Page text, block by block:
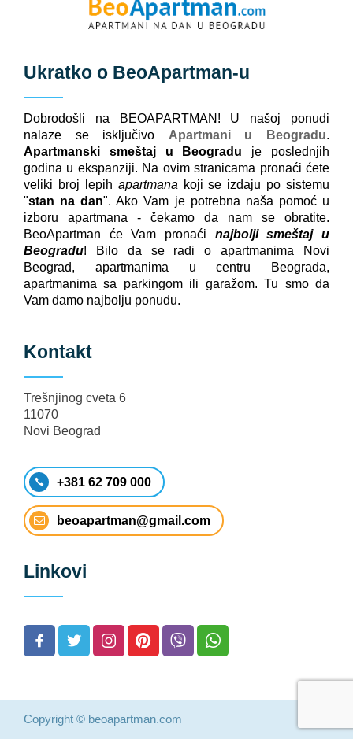
Ukratko o BeoApartman-u
Dobrodošli na BEOAPARTMAN! U našoj ponudi
nalaze se isključivo Apartmani u Beogradu.
Apartmanski smeštaj u Beogradu je poslednjih
godina u ekspanziji. Na ovim stranicama pronaći ćete
veliki broj lepih apartmana koji se izdaju po sistemu
"stan na dan". Ako Vam je potrebna naša pomoć u
izboru apartmana - čekamo da nam se obratite.
BeoApartman će Vam pronaći najbolji smeštaj u
Beogradu! Bilo da se radi o apartmanima Novi
Beograd, apartmanima u centru Beograda,
apartmanima sa parkingom ili garažom. Tu smo da
Vam damo najbolju ponudu.
Kontakt
Trešnjinog cveta 6
11070
Novi Beograd
+381 62 709 000
beoapartman@gmail.com
Linkovi
Copyright © beoapartman.com